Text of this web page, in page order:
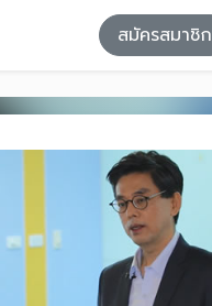
สมัครสมาชิก